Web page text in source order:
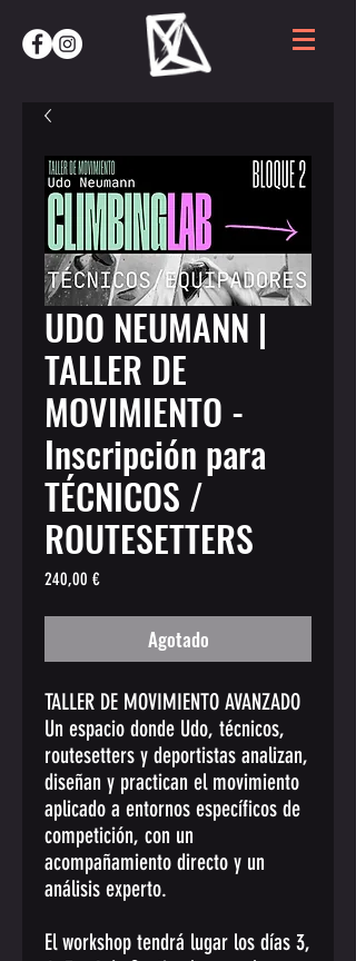
UDO NEUMANN |
TALLER DE
MOVIMIENTO -
Inscripción para
TÉCNICOS /
ROUTESETTERS
240,00 €Precio
Agotado
TALLER DE MOVIMIENTO AVANZADO
Un espacio donde Udo, técnicos,
routesetters y deportistas analizan,
diseñan y practican el movimiento
aplicado a entornos específicos de
competición, con un
acompañamiento directo y un
análisis experto.
El workshop tendrá lugar los días 3,